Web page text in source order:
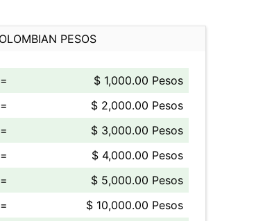
PESOS
=
$ 1,000.00 Pesos
=
$ 2,000.00 Pesos
=
$ 3,000.00 Pesos
=
$ 4,000.00 Pesos
=
$ 5,000.00 Pesos
=
$ 10,000.00 Pesos